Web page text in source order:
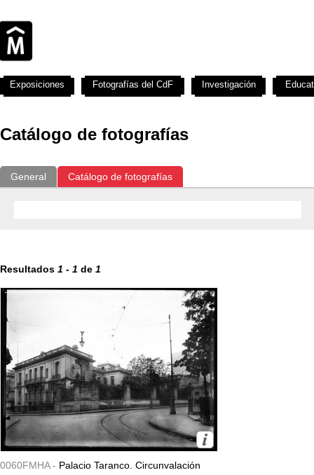
Catálogo de fotografías
General Catálogo de fotografías
Resultados 1 - 1 de 1
0060FMHA - Palacio Taranco. Circunvalación
Exposiciones Fotografías del CdF Investigación